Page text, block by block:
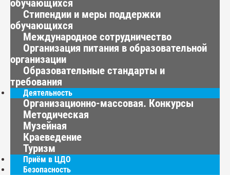
обучающихся
Стипендии и меры поддержки
обучающихся
Международное сотрудничество
Организация питания в образовательной
организации
Образовательные стандарты и
требования
Деятельность
Организационно-массовая. Конкурсы
Методическая
Музейная
Краеведение
Туризм
Приём в ЦДО
Безопасность